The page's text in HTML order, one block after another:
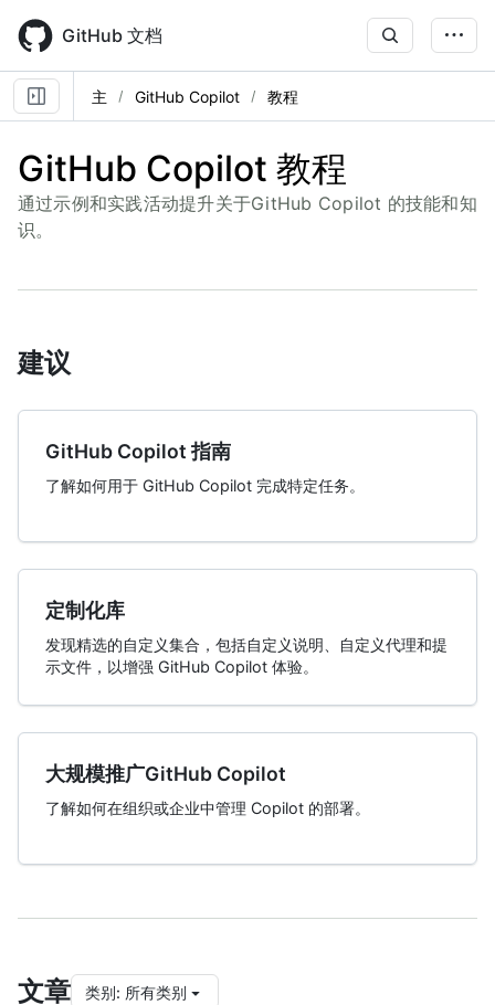
main
content
GitHub 文档
主 GitHub Copilot 教程
GitHub Copilot 教程
通过示例和实践活动提升关于GitHub Copilot 的技能和知
识。
建议
GitHub Copilot 指南
了解如何用于 GitHub Copilot 完成特定任务。
定制化库
发现精选的自定义集合，包括自定义说明、自定义代理和提
示文件，以增强 GitHub Copilot 体验。
大规模推广GitHub Copilot
了解如何在组织或企业中管理 Copilot 的部署。
文章 类别: 所有类别